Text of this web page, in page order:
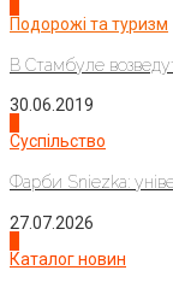
Подорожі та туризм
В Стамбуле
30.06.2019
Суспільство
Фарби Sniezka:
27.07.2026
Каталог новин